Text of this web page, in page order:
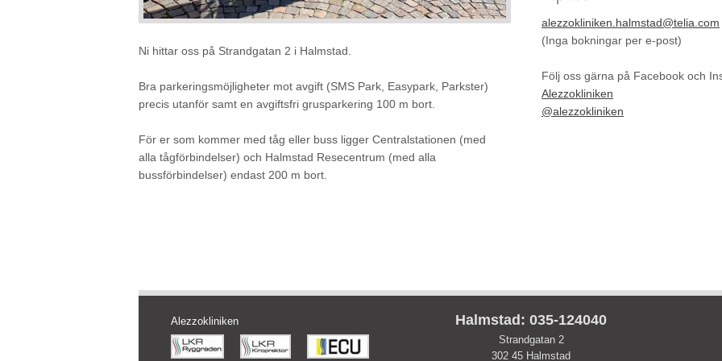
Ni hittar oss på Strandgatan 2 i Halmstad.
Bra parkeringsmöjligheter mot avgift (SMS Park, Easypark, Parkster)
precis utanför samt en avgiftsfri grusparkering 100 m bort.
För er som kommer med tåg eller buss ligger Centralstationen (med
alla tågförbindelser) och Halmstad Resecentrum (med alla
bussförbindelser) endast 200 m bort.
alezzokliniken.halmstad@telia.com
(Inga bokningar per e-post)
Följ oss gärna på Facebook och
Alezzokliniken
@alezzokliniken
Alezzokliniken Halmstad: 035-124040
Strandgatan 2
302 45 Halmstad